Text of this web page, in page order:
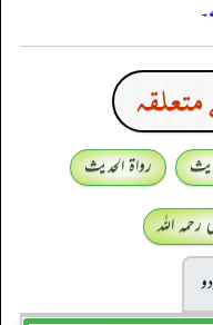
رواۃ الحدیث
اللہ